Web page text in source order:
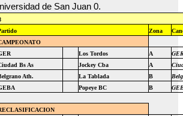
de San Juan 0.
Zona
Los Tordos A
Bs As Jockey Cba A
Ath. La Tablada B
Popeye BC B